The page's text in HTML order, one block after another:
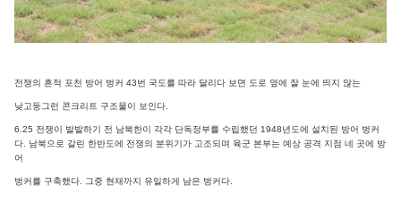
전쟁의 흔적 포천 방어 벙커 43번 국도를 따라 달리다 보면 도로 옆에 잘 눈에 띄지 않는
낮고둥그런 콘크리트 구조물이 보인다.
6.25 전쟁이 발발하기 전 남북한이 각각 단독정부를 수립했던 1948년도에 설치된 방어 벙커
다. 남북으로 갈린 한반도에 전쟁의 분위기가 고조되며 육군 본부는 예상 공격 지점 네 곳에 방
어
벙커를 구축했다. 그중 현재까지 유일하게 남은 벙커다.